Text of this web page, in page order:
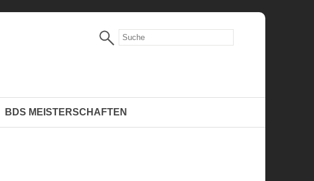
BDS MEISTERSCHAFTEN